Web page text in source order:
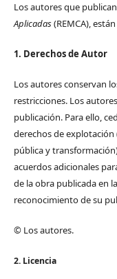
Los autores que
Aplicadas(REMCA),
1. Derechos de Autor
Los autores conservan
restricciones. Los
publicación. Para ello,
derechos de
pública y
acuerdos adicionales
de la obra publicada en
reconocimiento de su
© Los autores.
2. Licencia